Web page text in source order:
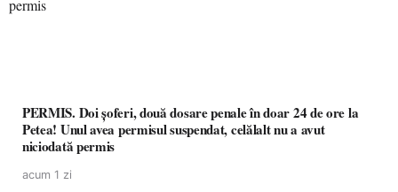
PERMIS. Doi șoferi, două dosare penale în doar 24 de ore la
Petea! Unul avea permisul suspendat, celălalt nu a avut
niciodată permis
acum 1 zi